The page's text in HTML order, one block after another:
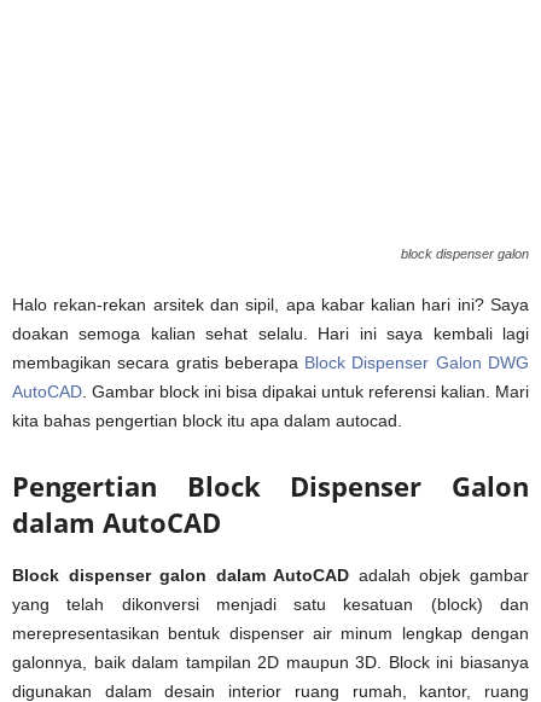
block dispenser galon
Halo rekan-rekan arsitek dan sipil, apa kabar kalian hari ini? Saya
doakan semoga kalian sehat selalu. Hari ini saya kembali lagi
membagikan secara gratis beberapa Block Dispenser Galon DWG
AutoCAD . Gambar block ini bisa dipakai untuk referensi kalian. Mari
kita bahas pengertian block itu apa dalam autocad.
Pengertian Block Dispenser Galon
dalam AutoCAD
Block dispenser galon dalam AutoCAD adalah objek gambar
yang telah dikonversi menjadi satu kesatuan (block) dan
merepresentasikan bentuk dispenser air minum lengkap dengan
galonnya, baik dalam tampilan 2D maupun 3D. Block ini biasanya
digunakan dalam desain interior ruang rumah, kantor, ruang